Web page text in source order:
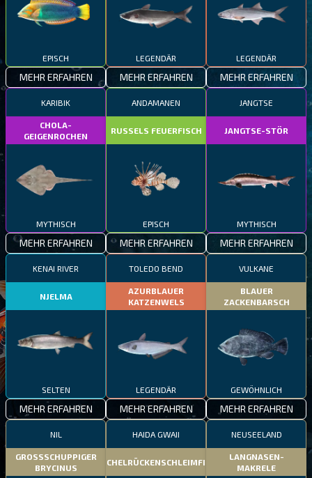
EPISCH
MEHR ERFAHREN
LEGENDÄR
MEHR ERFAHREN
LEGENDÄR
MEHR ERFAHREN
KARIBIK
CHOLA-
GEIGENROCHEN
MYTHISCH
MEHR ERFAHREN
ANDAMANEN
RUSSELS FEUERFISCH
EPISCH
MEHR ERFAHREN
JANGTSE
JANGTSE-STÖR
MYTHISCH
MEHR ERFAHREN
KENAI RIVER
NJELMA
SELTEN
MEHR ERFAHREN
TOLEDO BEND
AZURBLAUER
KATZENWELS
LEGENDÄR
MEHR ERFAHREN
VULKANE
BLAUER
ZACKENBARSCH
GEWÖHNLICH
MEHR ERFAHREN
NIL
GROSSSCHUPPIGER
BRYCINUS
HAIDA GWAII
STACHELRÜCKENSCHLEIMFISCH
NEUSEELAND
LANGNASEN-
MAKRELE